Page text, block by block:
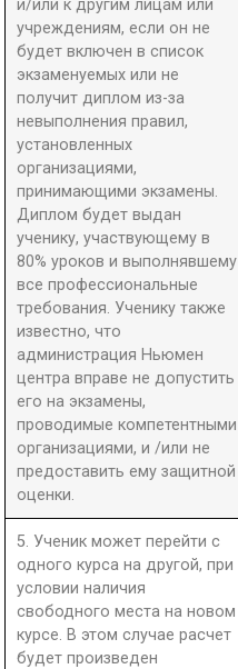
и/или к другим лицам или
учреждениям, если он не
будет включен в список
экзаменуемых или не
получит диплом из-за
невыполнения правил,
установленных
организациями,
принимающими экзамены.
Диплом будет выдан
ученику, участвующему в
80% уроков и выполнявшему
все профессиональные
требования. Ученику также
известно, что
администрация Ньюмен
центра вправе не допустить
его на экзамены,
проводимые компетентными
организациями, и /или не
предоставить ему защитной
оценки.
5. Ученик может перейти с
одного курса на другой, при
условии наличия
свободного места на новом
курсе. В этом случае расчет
будет произведен